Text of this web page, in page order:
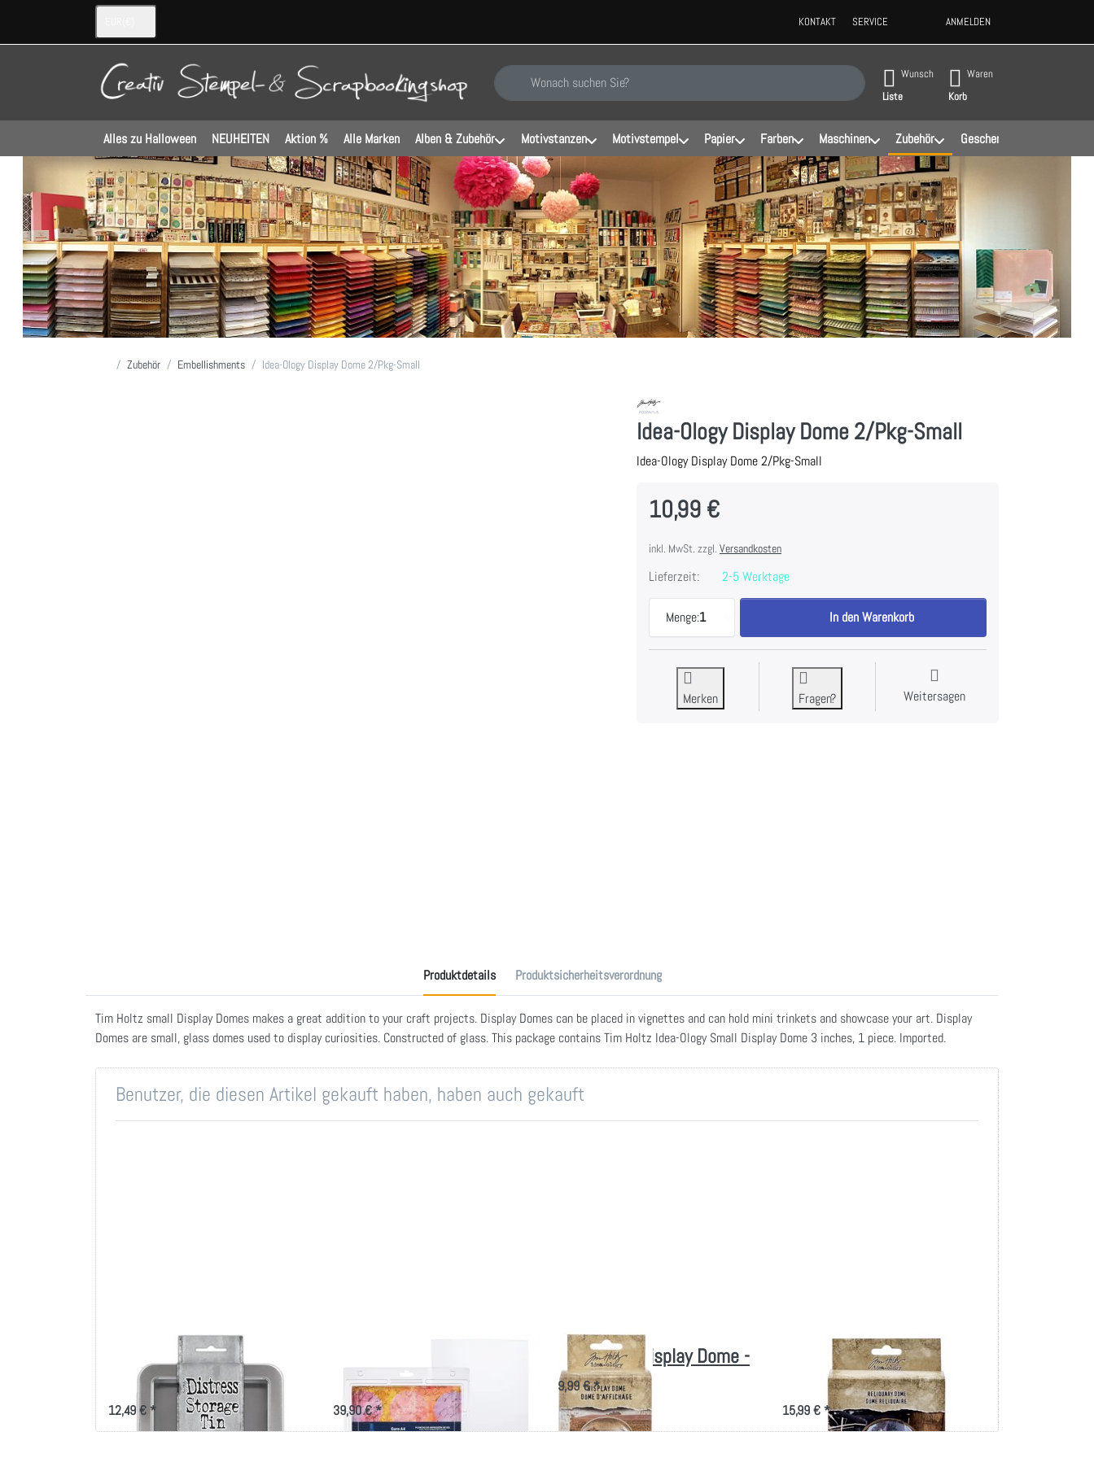
KONTAKT SERVICE ANMELDEN
Geben Sie einen Suchbegriff ein. Während Sie tippen, erscheinen automatisch erste Ergebnisse. Drücken Sie die
Wunsch
Liste
Waren
Korb
Alles zu Halloween NEUHEITEN Aktion % Alle Marken Alben & Zubehör Motivstanzen Motivstempel Papier Farben Maschinen Zubehör Geschenke
Startseite
Zubehör Embellishments Idea-Ology Display Dome 2/Pkg-Small
Idea-Ology Display Dome 2/Pkg-Small
Idea-Ology Display Dome 2/Pkg-Small
10,99 €
inkl. MwSt. zzgl. Versandkosten
Lieferzeit: 2-5 Werktage
Menge:1
Idea-Ology Display Dome 2/Pkg-Small zu 10,99 €, Menge 1.
In den Warenkorb
Merken Fragen? Weitersagen
Produktdetails Produktsicherheitsverordnung
Tim Holtz small Display Domes makes a great addition to your craft projects. Display Domes can be placed in vignettes and can hold mini trinkets and showcase your art. Display
Domes are small, glass domes used to display curiosities. Constructed of glass. This package contains Tim Holtz Idea-Ology Small Display Dome 3 inches, 1 piece. Imported.
Benutzer, die diesen Artikel gekauft haben, haben auch gekauft
Tim Holtz Distress Crayon
Tin - Empty
12,49 € *
Druckplatte 21 x 30 cm
39,90 € *
Idea-Ology Display Dome -
9,99 € *
Idea-Ology Reliquary
Dome-
15,99 € *